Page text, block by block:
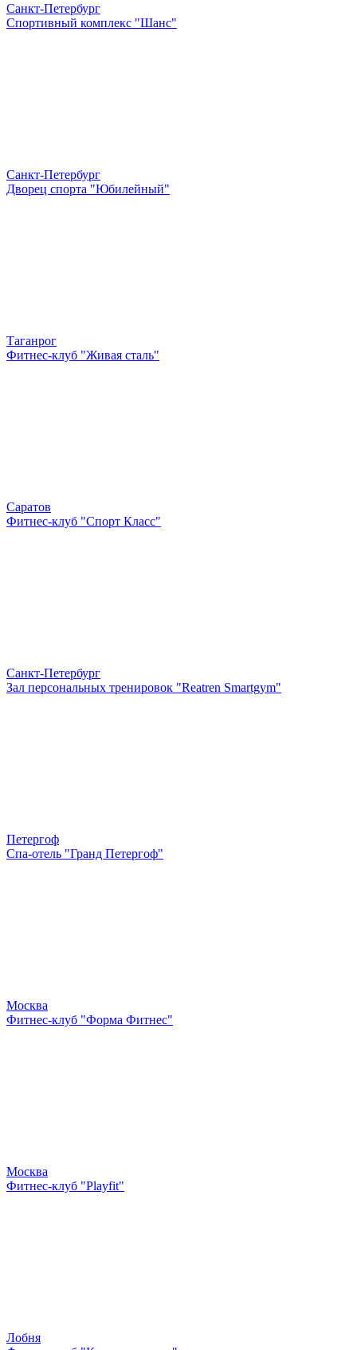
Санкт-Петербург
Спортивный комплекс "Шанс"
Санкт-Петербург
Дворец спорта "Юбилейный"
Таганрог
Фитнес-клуб "Живая сталь"
Саратов
Фитнес-клуб "Спорт Класс"
Санкт-Петербург
Зал персональных тренировок "Reatren Smartgym"
Петергоф
Спа-отель "Гранд Петергоф"
Москва
Фитнес-клуб "Форма Фитнес"
Москва
Фитнес-клуб "Playfit"
Лобня